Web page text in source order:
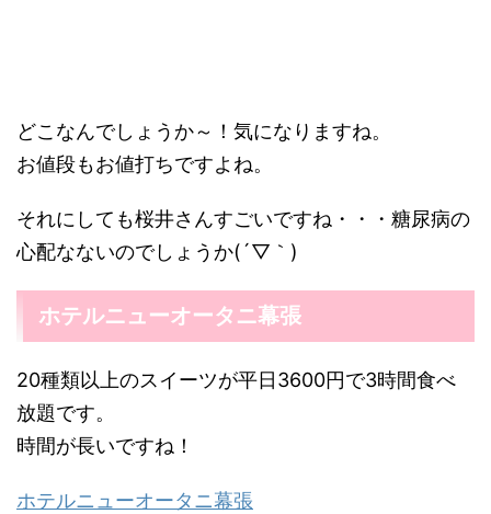
どこなんでしょうか～！気になりますね。
お値段もお値打ちですよね。
それにしても桜井さんすごいですね・・・糖尿病の
心配なないのでしょうか(´▽｀)
ホテルニューオータニ幕張
20種類以上のスイーツが平日3600円で3時間食べ
放題です。
時間が長いですね！
ホテルニューオータニ幕張